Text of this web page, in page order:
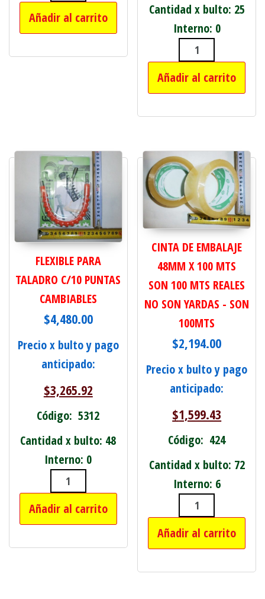
Añadir al carrito
Cantidad x bulto: 25
Interno: 0
CLAVO
Añadir al carrito
FLEXIBLE PARA
TALADRO C/10 PUNTAS
CAMBIABLES
$4,480.00
Precio x bulto y pago
anticipado:
$3,265.92
Código: 5312
Cantidad x bulto: 48
Interno: 0
FLEXIBLE PARA TALADRO C/10
Añadir al carrito
CINTA DE EMBALAJE
48MM X 100 MTS
SON 100 MTS REALES
NO SON YARDAS - SON
100MTS
$2,194.00
Precio x bulto y pago
anticipado:
$1,599.43
Código: 424
Cantidad x bulto: 72
Interno: 6
CINTA DE
Añadir al carrito